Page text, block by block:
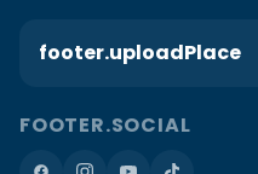
footer.uploadPlace
FOOTER.SOCIAL